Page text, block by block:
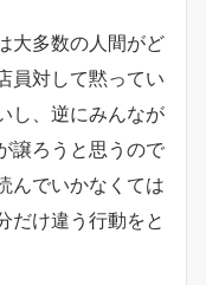
大多数の人間がど
員対して黙ってい
し、逆にみんなが
譲ろうと思うので
んでいかなくては
だけ違う行動をと